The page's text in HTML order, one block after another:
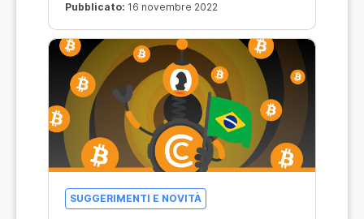
Pubblicato: 16 novembre 2022
SUGGERIMENTI E NOVITÀ